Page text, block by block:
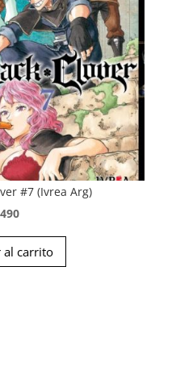
#7 (Ivrea Arg)
El
precio
actual
al carrito